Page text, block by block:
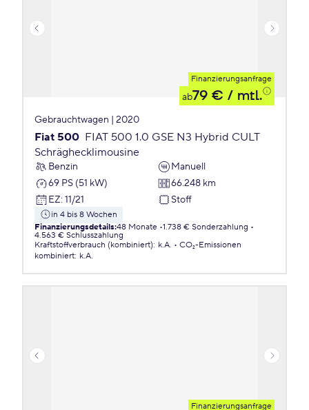
Finanzierungsanfrage
ab79 € / mtl.
Gebrauchtwagen | 2020
Fiat 500 FIAT 500 1.0 GSE N3 Hybrid CULT
Schräghecklimousine
Benzin
Manuell
69 PS (51 kW)
66.248 km
EZ: 11/21 Stoff
in 4 bis 8 Wochen
Finanzierungsdetails:48 Monate 1.738 € Sonderzahlung
4.563 € Schlusszahlung
Kraftstoffverbrauch (kombiniert): k.A.
CO₂-Emissionen
kombiniert: k.A.
Finanzierungsanfrage